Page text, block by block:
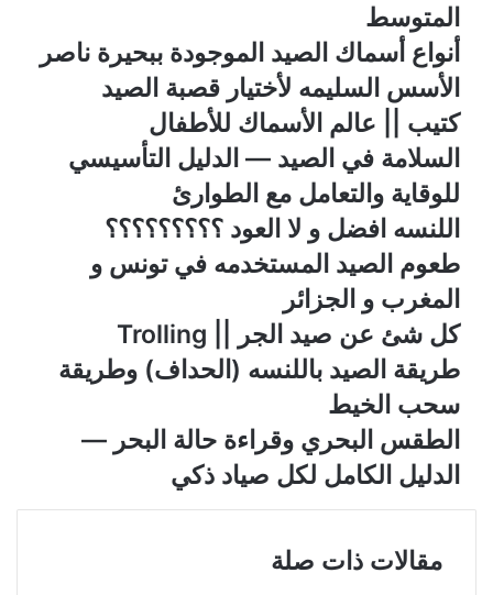
المتوسط
أنواع أسماك الصيد الموجودة ببحيرة ناصر
الأسس السليمه لأختيار قصبة الصيد
كتيب || عالم الأسماك للأطفال
السلامة في الصيد — الدليل التأسيسي
للوقاية والتعامل مع الطوارئ
اللنسه افضل و لا العود ؟؟؟؟؟؟؟؟؟
طعوم الصيد المستخدمه في تونس و
المغرب و الجزائر
كل شئ عن صيد الجر || Trolling
طريقة الصيد باللنسه (الحداف) وطريقة
سحب الخيط
الطقس البحري وقراءة حالة البحر —
الدليل الكامل لكل صياد ذكي
مقالات ذات صلة